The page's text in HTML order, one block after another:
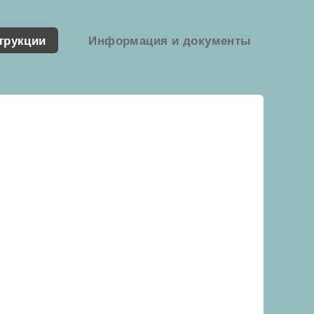
Информация и документы